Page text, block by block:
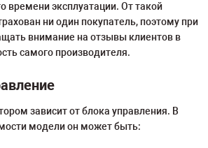
времени эксплуатации. От такой
ни один покупатель, поэтому при
внимание на отзывы клиентов в
самого производителя.
зависит от блока управления. В
модели он может быть: